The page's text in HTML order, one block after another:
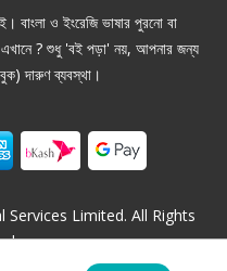
বাংলা ও ইংরেজি ভাষার পুরনো বা
? শুধু 'বই পড়া' নয়, আপনার জন্য
দারুণ ব্যবস্থা।
Services Limited. All Rights